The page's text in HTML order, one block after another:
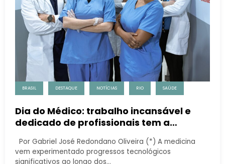
BRASIL DESTAQUE NOTÍCIAS RIO SAÚDE
Dia do Médico: trabalho incansável e
dedicado de profissionais tem a
Por Gabriel José Redondano Oliveira (*) A medicina
vem experimentado progressos tecnológicos
significativos ao longo dos…